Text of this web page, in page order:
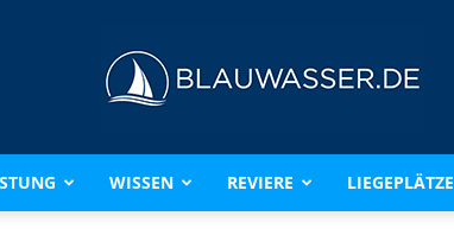
BLAUWASSER.DE
WISSEN REVIERE LIEGEPLÄTZE